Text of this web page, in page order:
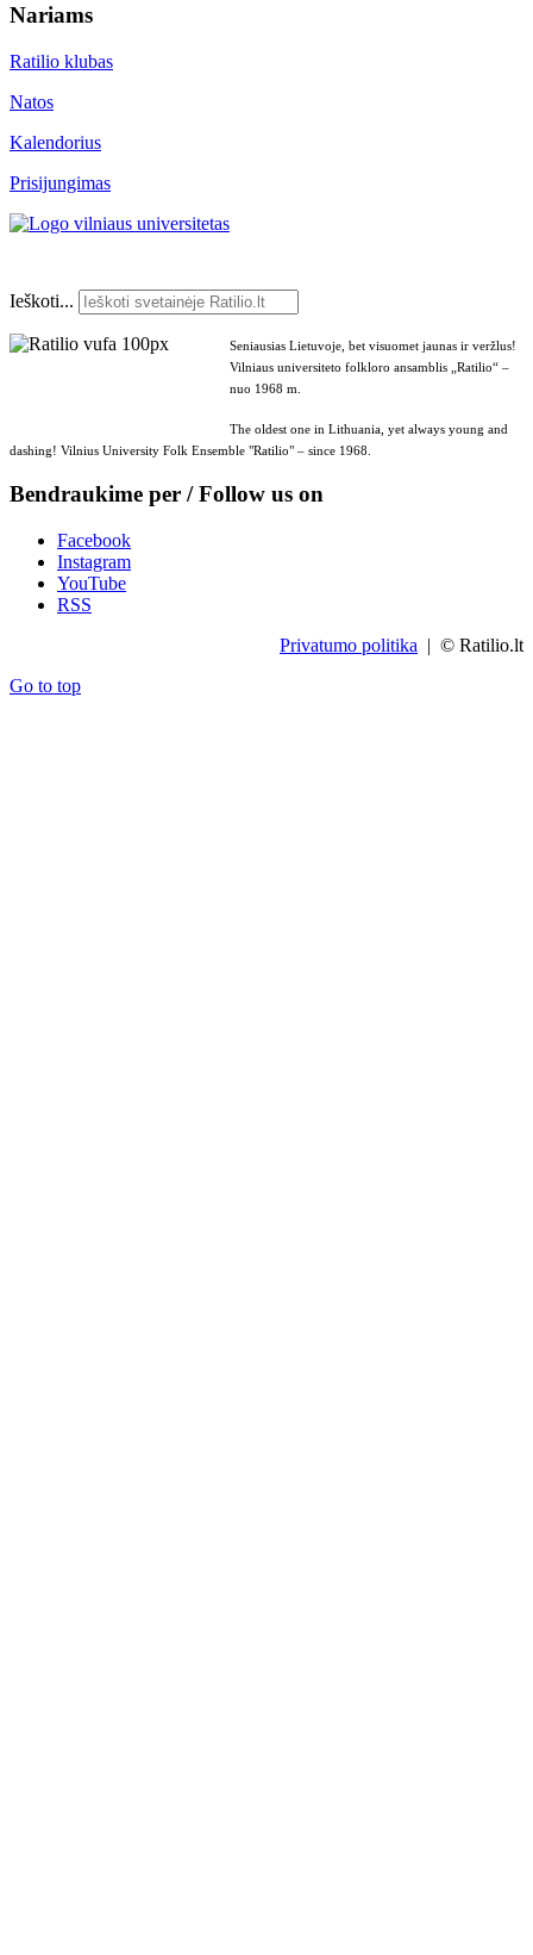
Nariams
Ratilio klubas
Natos
Kalendorius
Prisijungimas
Ieškoti...
Seniausias Lietuvoje, bet visuomet jaunas ir veržlus!
Vilniaus universiteto folkloro ansamblis „Ratilio“ –
nuo 1968 m.
The oldest one in Lithuania, yet always young and
dashing! Vilnius University Folk Ensemble "Ratilio" – since 1968.
Bendraukime per / Follow us on
Facebook
Instagram
YouTube
RSS
Privatumo politika | © Ratilio.lt
Go to top